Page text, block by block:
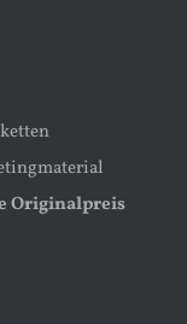
Originalpreis